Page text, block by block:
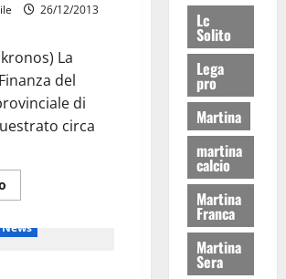
26/12/2013
La
del
di
circa
News
Lc
Solito
Lega
pro
Martina
martina
calcio
Martina
Franca
Martina
Sera